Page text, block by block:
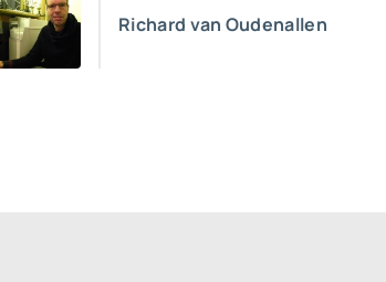
Richard van Oudenallen